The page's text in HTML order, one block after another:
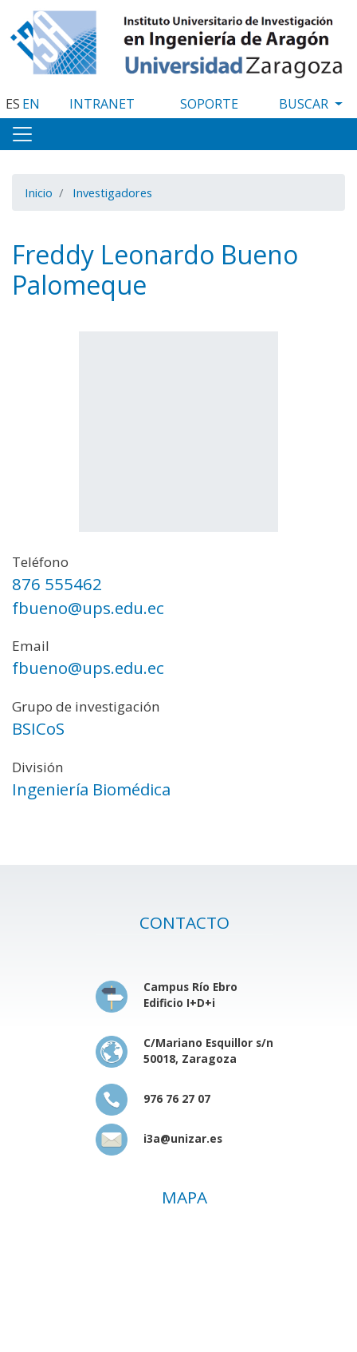
al
contenido
principal
ES EN INTRANET SOPORTE
Inicio Investigadores
Freddy Leonardo Bueno
Palomeque
Teléfono
876 555462
fbueno@ups.edu.ec
Email
fbueno@ups.edu.ec
Grupo de investigación
BSICoS
División
Ingeniería Biomédica
CONTACTO
Campus Río Ebro
Edificio I+D+i
C/Mariano Esquillor s/n
50018, Zaragoza
976 76 27 07
i3a@unizar.es
MAPA